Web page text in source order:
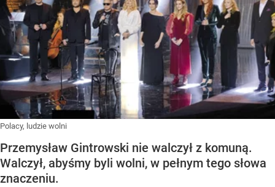
Polacy, ludzie wolni
Przemysław Gintrowski nie walczył z komuną.
Walczył, abyśmy byli wolni, w pełnym tego słowa
znaczeniu.